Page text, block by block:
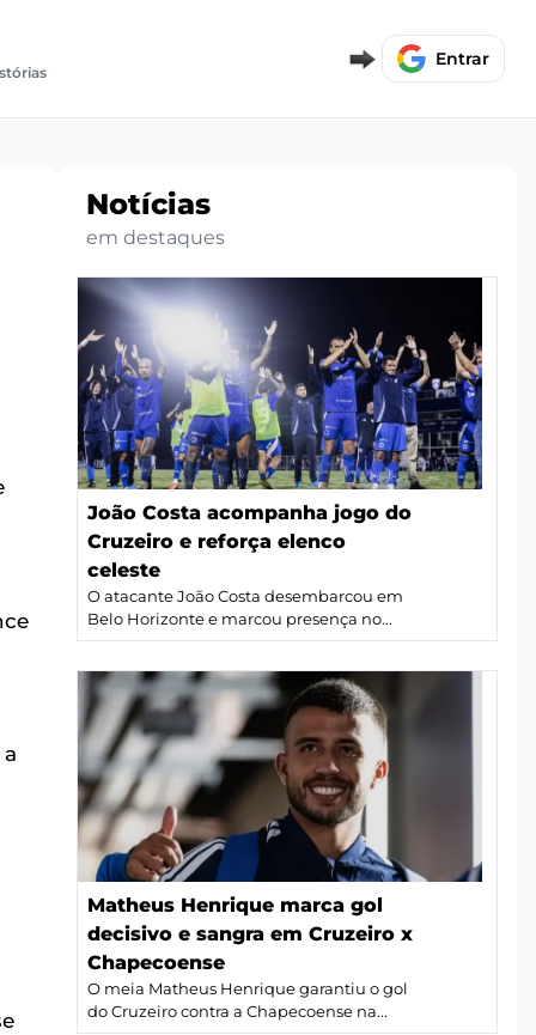
Entrar
Notícias
em destaques
João Costa acompanha jogo do
Cruzeiro e reforça elenco
celeste
O atacante João Costa desembarcou em
Belo Horizonte e marcou presença no...
Matheus Henrique marca gol
decisivo e sangra em Cruzeiro x
Chapecoense
O meia Matheus Henrique garantiu o gol
do Cruzeiro contra a Chapecoense na...